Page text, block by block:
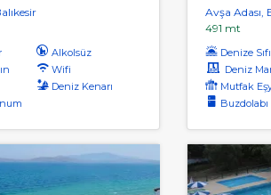
Alkolsüz
Wifi
Deniz Kenarı
Avşa Adası,
491 mt
Denize
Deniz
Mutfak
Buzdolabı